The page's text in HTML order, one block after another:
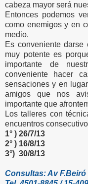
cabeza mayor será
Entonces podemos
como enemigos y en
medio.
Es conveniente
muy potente es
importante de
conveniente hacer
sensaciones y en
amigos que nos
importante que
Los talleres con
encuentros
1° ) 26/7/13
2° ) 16/8/13
3°) 30/8/13
Consultas: Av